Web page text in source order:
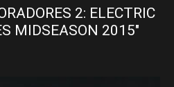
2: ELECTRIC
MIDSEASON 2015″